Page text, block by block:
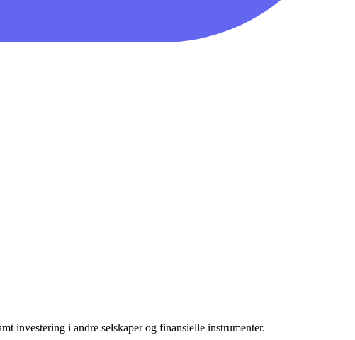
investering i andre selskaper og finansielle instrumenter.